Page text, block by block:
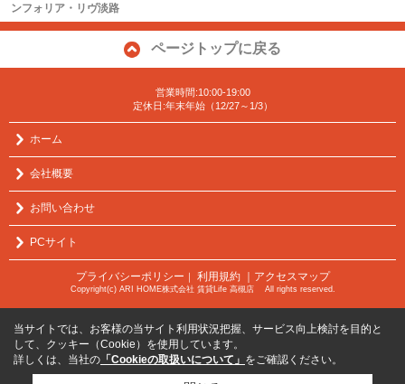
ンフォリア・リヴ淡路
ページトップに戻る
営業時間:10:00-19:00
定休日:年末年始（12/27～1/3）
ホーム
会社概要
お問い合わせ
PCサイト
プライバシーポリシー 利用規約 ｜アクセスマップ
Copyright(c) ARI HOME株式会社 賃貸Life 高槻店 All rights reserved.
当サイトでは、お客様の当サイト利用状況把握、サービス向上検討を目的と
して、クッキー（Cookie）を使用しています。
詳しくは、当社の 「Cookieの取扱いについて」 をご確認ください。